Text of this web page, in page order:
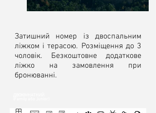
Затишний номер із двоспальним
ліжком і терасою. Розміщення до 3
чоловік. Безкоштовне додаткове
ліжко на замовлення при
бронюванні.